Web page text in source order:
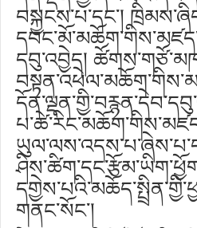
བསྐྱངས་པ་དང་།
དབུ་འབྱེད།
གནང་སོང་།